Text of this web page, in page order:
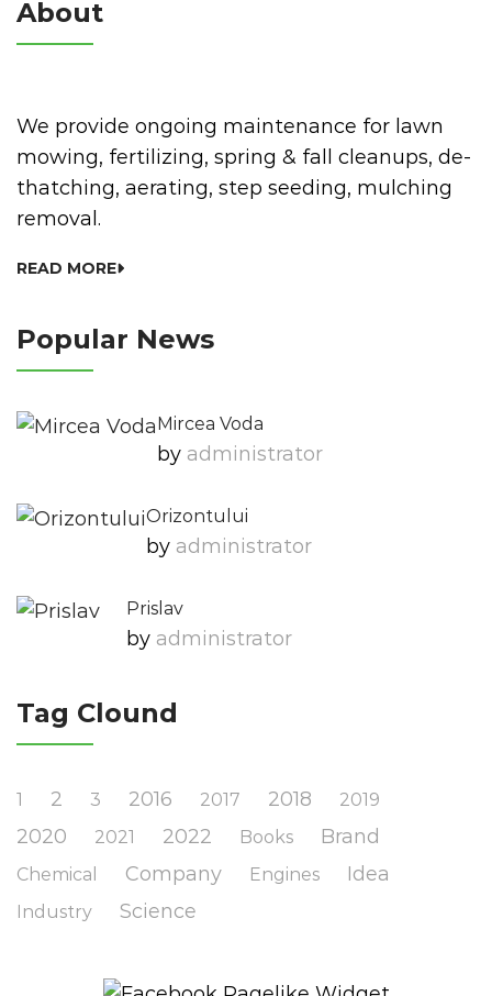
About
We provide ongoing maintenance for lawn
mowing, fertilizing, spring & fall cleanups, de-
thatching, aerating, step seeding, mulching
removal.
READ MORE
Popular News
Mircea Voda
by Administrator
Orizontului
by Administrator
Prislav
by Administrator
Tag Clound
1 2 3 2016 2017 2018 2019
2020 2021 2022 Books Brand
Chemical Company Engines Idea
Industry Science